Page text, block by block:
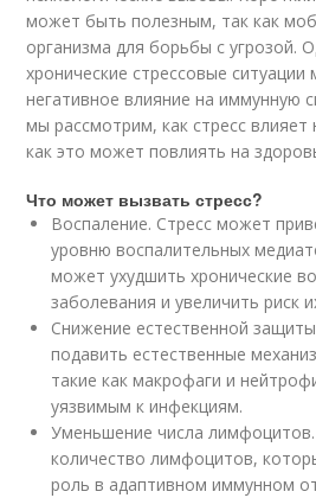
может быть полезным, так как
организма для борьбы с угрозой.
хронические стрессовые ситуации
негативное влияние на иммунную
мы рассмотрим, как стресс
как это может повлиять на
Что может вызвать стресс?
Воспаление. Стресс может
уровню воспалительных
может ухудшить хронические
заболевания и увеличить риск
Снижение естественной
подавить естественные
такие как макрофаги и
уязвимым к инфекциям.
Уменьшение числа
количество лимфоцитов,
роль в адаптивном иммунном